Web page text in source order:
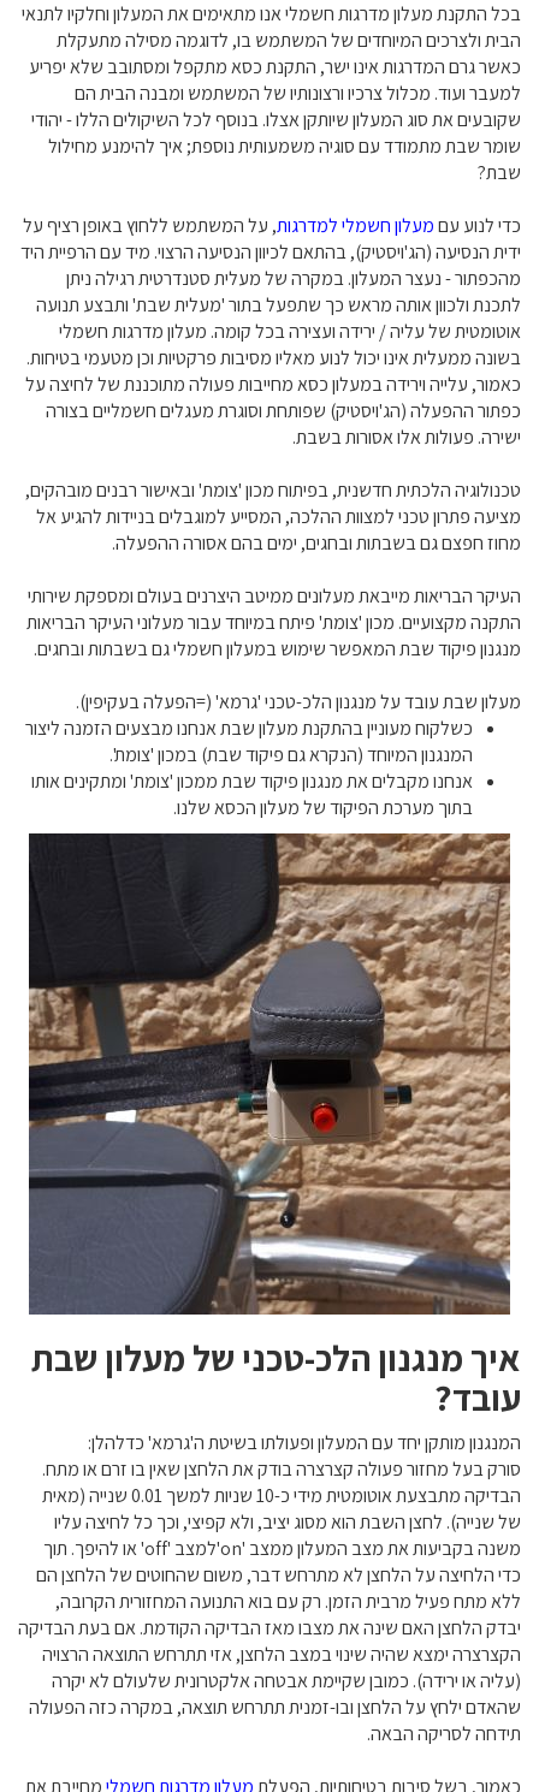
בכל התקנת מעלון מדרגות חשמלי אנו מתאימים את המעלון וחלקיו לתנאי
הבית ולצרכים המיוחדים של המשתמש בו, לדוגמה מסילה מתעקלת
כאשר גרם המדרגות אינו ישר, התקנת כסא מתקפל ומסתובב שלא יפריע
למעבר ועוד. מכלול צרכיו ורצונותיו של המשתמש ומבנה הבית הם
שקובעים את סוג המעלון שיותקן אצלו. בנוסף לכל השיקולים הללו - יהודי
שומר שבת מתמודד עם סוגיה משמעותית נוספת; איך להימנע מחילול
שבת?
כדי לנוע עםמעלון חשמלי למדרגות, על המשתמש ללחוץ באופן רציף על
ידית הנסיעה (הג'ויסטיק), בהתאם לכיוון הנסיעה הרצוי. מיד עם הרפיית היד
מהכפתור - נעצר המעלון. במקרה של מעלית סטנדרטית רגילה ניתן
לתכנת ולכוון אותה מראש כך שתפעל בתור 'מעלית שבת' ותבצע תנועה
אוטומטית של עליה / ירידה ועצירה בכל קומה. מעלון מדרגות חשמלי
בשונה ממעלית אינו יכול לנוע מאליו מסיבות פרקטיות וכן מטעמי בטיחות.
כאמור, עלייה וירידה במעלון כסא מחייבות פעולה מתוכננת של לחיצה על
כפתור ההפעלה (הג'ויסטיק) שפותחת וסוגרת מעגלים חשמליים בצורה
ישירה. פעולות אלו אסורות בשבת.
טכנולוגיה הלכתית חדשנית, בפיתוח מכון 'צומת' ובאישור רבנים מובהקים,
מציעה פתרון טכני למצוות ההלכה, המסייע למוגבלים בניידות להגיע אל
מחוז חפצם גם בשבתות ובחגים, ימים בהם אסורה ההפעלה.
העיקר הבריאות מייבאת מעלונים ממיטב היצרנים בעולם ומספקת שירותי
התקנה מקצועיים. מכון 'צומת' פיתח במיוחד עבור מעלוני העיקר הבריאות
מנגנון פיקוד שבת המאפשר שימוש במעלון חשמלי גם בשבתות ובחגים.
מעלון שבת עובד על מנגנון הלכ-טכני 'גרמא' (=הפעלה בעקיפין).
כשלקוח מעוניין בהתקנת מעלון שבת אנחנו מבצעים הזמנה ליצור
המנגנון המיוחד (הנקרא גם פיקוד שבת) במכון 'צומת'.
אנחנו מקבלים את מנגנון פיקוד שבת ממכון 'צומת' ומתקינים אותו
בתוך מערכת הפיקוד של מעלון הכסא שלנו.
איך מנגנון הלכ-טכני של מעלון שבת
עובד?
המנגנון מותקן יחד עם המעלון ופעולתו בשיטת ה'גרמא' כדלהלן:
סורק בעל מחזור פעולה קצרצרה בודק את הלחצן שאין בו זרם או מתח.
הבדיקה מתבצעת אוטומטית מידי כ-10 שניות למשך 0.01 שנייה (מאית
של שנייה). לחצן השבת הוא מסוג יציב, ולא קפיצי, וכך כל לחיצה עליו
משנה בקביעות את מצב המעלון ממצב 'on'למצב 'off' או להיפך. תוך
כדי הלחיצה על הלחצן לא מתרחש דבר, משום שהחוטים של הלחצן הם
ללא מתח פעיל מרבית הזמן. רק עם בוא התנועה המחזורית הקרובה,
יבדק הלחצן האם שינה את מצבו מאז הבדיקה הקודמת. אם בעת הבדיקה
הקצרצרה ימצא שהיה שינוי במצב הלחצן, אזי תתרחש התוצאה הרצויה
(עליה או ירידה). כמובן שקיימת אבטחה אלקטרונית שלעולם לא יקרה
שהאדם ילחץ על הלחצן ובו-זמנית תתרחש תוצאה, במקרה כזה הפעולה
תידחה לסריקה הבאה.
כאמור, בשל סיבות בטיחותיות, הפעלת מעלון מדרגות חשמלימחייבת את